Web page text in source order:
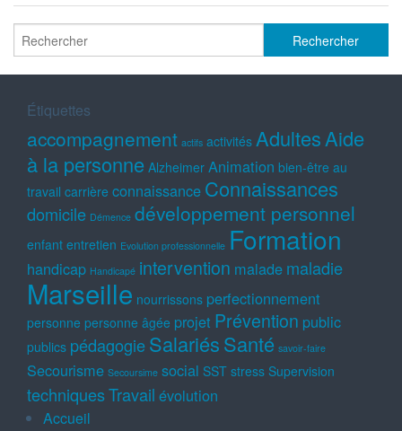
Étiquettes
accompagnement actifs activités AdultesAide
à la personne Alzheimer Animation bien-être au
travail carrière connaissance Connaissances
domicile Démence développement personnel
enfant entretien Evolution professionnelle Formation
handicap Handicapé intervention malade maladie
Marseille nourrissons perfectionnement
personne personne âgée projet Prévention public
publics pédagogieSalariésSanté savoir-faire
Secourisme Secoursime social SST stress Supervision
techniquesTravail évolution
Accueil